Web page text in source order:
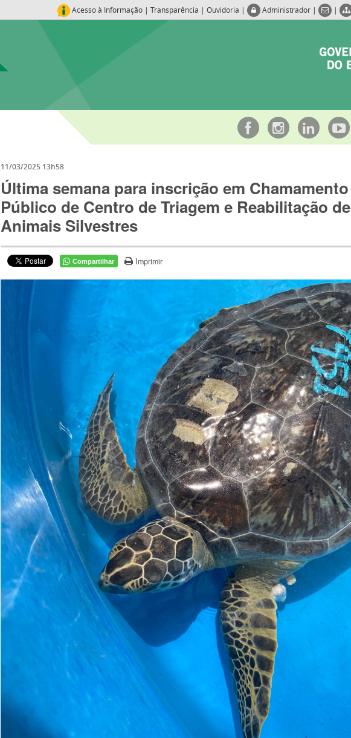
Acesso à Informação | Transparência | Ouvidoria | Administrador | |
11/03/2025 13h58
Última semana para inscrição em Chamamento
Público de Centro de Triagem e Reabilitação de
Animais Silvestres
Compartilhar Imprimir